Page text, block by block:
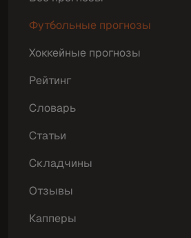
Футбольные прогнозы
Хоккейные прогнозы
Рейтинг
Словарь
Статьи
Складчины
Отзывы
Капперы